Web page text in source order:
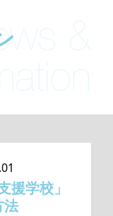
援学校」
法